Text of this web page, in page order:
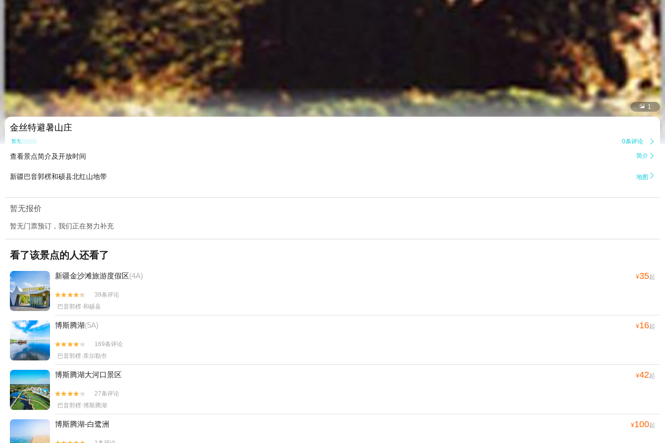
 1
金丝特避暑山庄
暂无点评 0条评论 
查看景点简介及开放时间 简介 
新疆巴音郭楞和硕县北红山地带 地图 
暂无报价
暂无门票预订，我们正在努力补充
看了该景点的人还看了
新疆金沙滩旅游度假区(4A) ¥35起


39条评论
巴音郭楞·和硕县
博斯腾湖(5A) ¥16起


169条评论
巴音郭楞·库尔勒市
博斯腾湖大河口景区 ¥42起


27条评论
巴音郭楞·博斯腾湖
博斯腾湖-白鹭洲 ¥100起